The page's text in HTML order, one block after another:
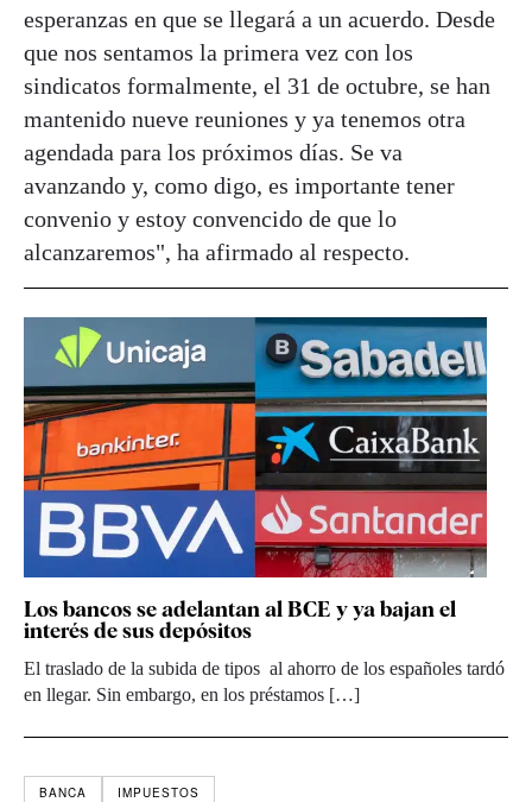
esperanzas en que se llegará a un acuerdo. Desde
que nos sentamos la primera vez con los
sindicatos formalmente, el 31 de octubre, se han
mantenido nueve reuniones y ya tenemos otra
agendada para los próximos días. Se va
avanzando y, como digo, es importante tener
convenio y estoy convencido de que lo
alcanzaremos", ha afirmado al respecto.
Los bancos se adelantan al BCE y ya bajan el
interés de sus depósitos
El traslado de la subida de tipos al ahorro de los españoles tardó
en llegar. Sin embargo, en los préstamos […]
BANCA IMPUESTOS